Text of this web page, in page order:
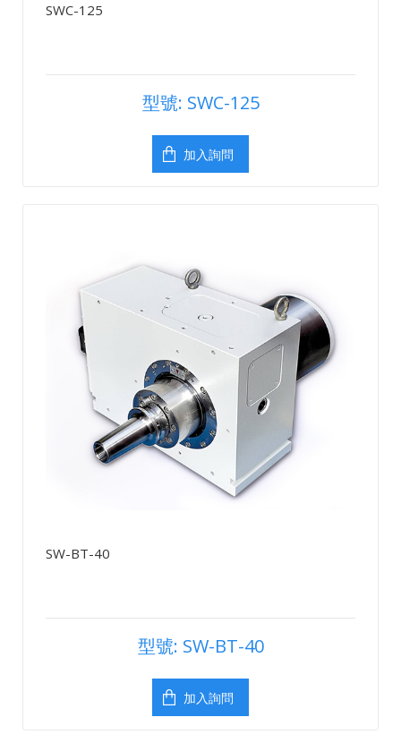
SWC-125
型號: SWC-125
加入詢問
SW-BT-40
型號: SW-BT-40
加入詢問